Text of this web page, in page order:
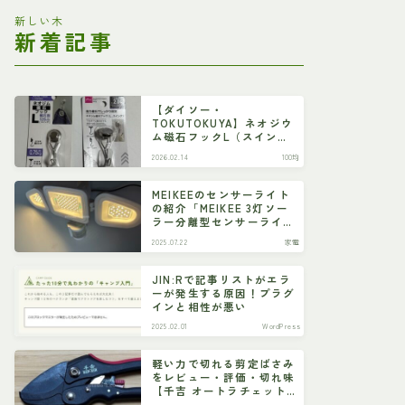
新しい木
新着記事
【ダイソー・
TOKUTOKUYA】ネオジウ
ム磁石フックL（スイン
2026.02.14 100均
MEIKEEのセンサーライト
の紹介「MEIKEE 3灯ソー
ラー分離型センサーライ
2025.07.22 家電
JIN:Rで記事リストがエラ
ーが発生する原因！プラグ
インと相性が悪い
2025.02.01 WordPress
軽い力で切れる剪定ばさみ
をレビュー・評価・切れ味
【千吉 オートラチェット